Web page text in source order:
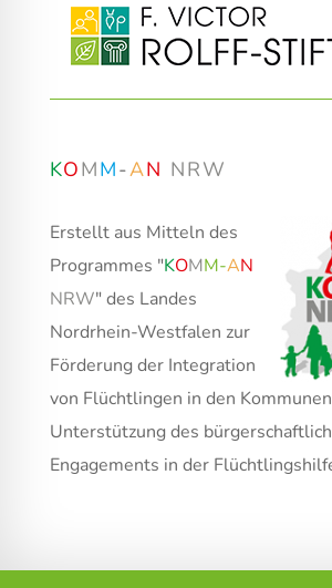
KOMM-AN NRW
Erstellt aus Mitteln des
Programmes "KOMM-AN
NRW" des Landes
Nordrhein-Westfalen zur
Förderung der Integration
von Flüchtlingen in den
Unterstützung des
Engagements in der